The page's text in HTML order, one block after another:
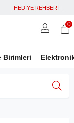
HEDİYE REHBERİ
Birimleri
Bağlan
0